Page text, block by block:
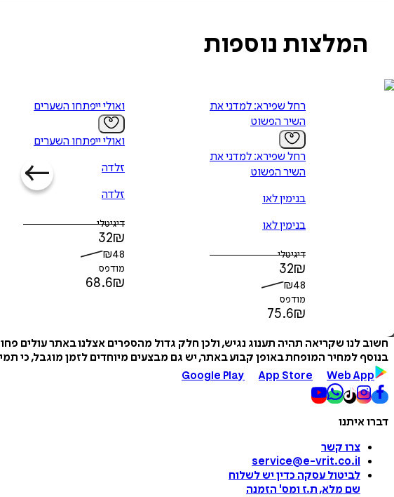
המלצות נוספות
רחל שפירא: למדני את
השיר הפשוט
רחל שפירא: למדני את
השיר הפשוט
בנימין לאו
בנימין לאו
דיגיטלי
32₪
₪48
מודפס
75.6₪
ואולי ייפתחו השערים
ואולי ייפתחו השערים
זלדה
זלדה
דיגיטלי
32₪
₪48
מודפס
68.6₪
חשוב לנו שקריאה תהיה תענוג נגיש, ולכן חלק גדול מהספרים אצלנו באתר עולים
בנוסף למחיר המופחת באופן קבוע באתר, יש גם מבצעים מיוחדים לזמן מוגבל, כי
Google Play
App Store Web App
דברו איתנו
צרו קשר
service@e-vrit.co.il
לביטול עסקה כדין יש לשלוח
שם מלא, ת.ז ומס' הזמנה